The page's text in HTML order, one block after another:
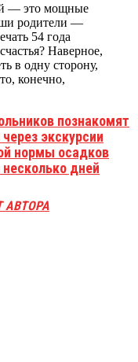
— это мощные
родители —
54 года
Наверное,
в одну сторону,
конечно,
познакомят
экскурсии
нормы осадков
дней
АВТОРА